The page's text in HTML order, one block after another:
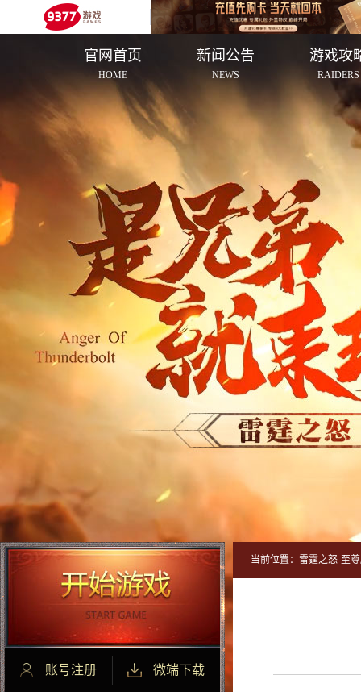
官网首页
HOME
新闻公告
NEWS
游戏攻
RAIDERS
当前位置： 雷霆之怒-至
账号注册 微端下载